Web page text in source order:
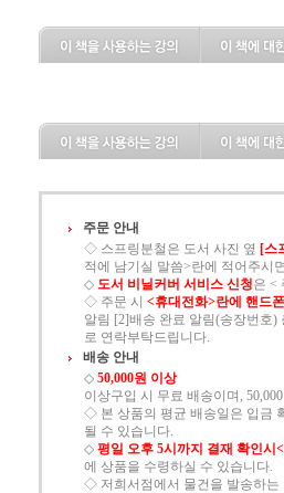
주문 안내
◇ 스프링분철은 도서 사진 옆 [스
적에 남기실 말씀>란에 적어주시
◇ 도서 비닐커버 서비스 신청은 <
◇ 주문 시 <휴대전화>란에 핸드
알림 [2]배송 완료 알림(송장번호)
로 연락부탁드립니다.
배송 안내
◇ 50,000원 이상
이상구입 시 무료 배송이며,
◇ 본 상품의 평균 배송일은 입금
될 수 있습니다.
◇ 평일 오후 5시까지 결재 확인
에 상품을 수령하실 수 있습니다.
◇ 저희서점에서 물건을 발송하는